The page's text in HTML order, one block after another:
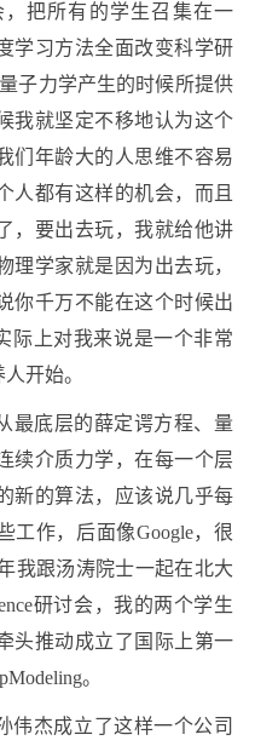
把所有的学生召集在一
学习方法全面改变科学研
子力学产生的时候所提供
我就坚定不移地认为这个
们年龄大的人思维不容易
人都有这样的机会，而且
，要出去玩，我就给他讲
理学家就是因为出去玩，
你千万不能在这个时候出
际上对我来说是一个非常
开始。
最底层的薛定谔方程、量
续介质力学，在每一个层
新的算法，应该说几乎每
工作，后面像Google，很
我跟汤涛院士一起在北大
研讨会，我的两个学生
头推动成立了国际上第一
。
伟杰成立了这样一个公司